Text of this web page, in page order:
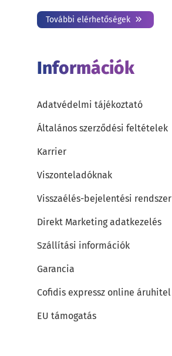
További elérhetőségek
Információk
Adatvédelmi tájékoztató
Általános szerződési feltételek
Karrier
Viszonteladóknak
Visszaélés-bejelentési rendszer
Direkt Marketing adatkezelés
Szállítási információk
Garancia
Cofidis expressz online áruhitel
EU támogatás